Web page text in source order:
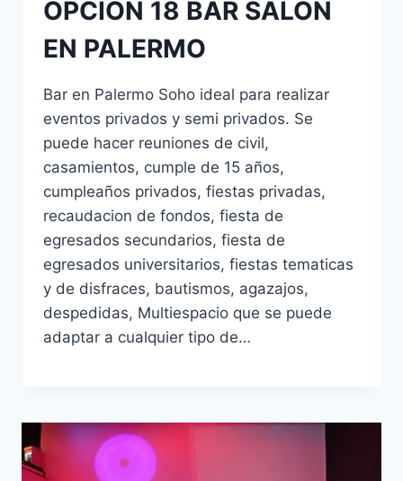
OPCION 18 BAR SALON
EN PALERMO
Bar en Palermo Soho ideal para realizar
eventos privados y semi privados. Se
puede hacer reuniones de civil,
casamientos, cumple de 15 años,
cumpleaños privados, fiestas privadas,
recaudacion de fondos, fiesta de
egresados secundarios, fiesta de
egresados universitarios, fiestas tematicas
y de disfraces, bautismos, agazajos,
despedidas, Multiespacio que se puede
adaptar a cualquier tipo de…